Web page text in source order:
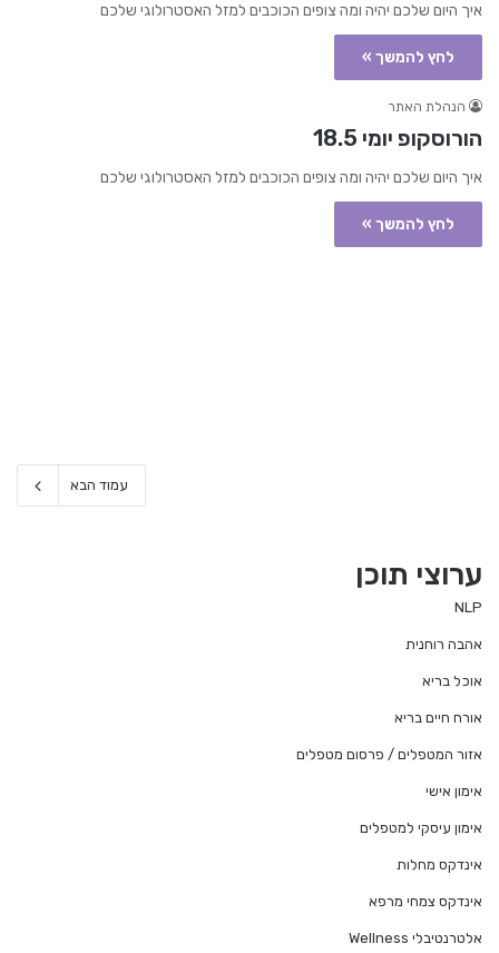
איך היום שלכם יהיה ומה צופים הכוכבים למזל האסטרולוגי שלכם
לחץ להמשך »
הנהלת האתר
הורוסקופ יומי 18.5
איך היום שלכם יהיה ומה צופים הכוכבים למזל האסטרולוגי שלכם
לחץ להמשך »
עמוד הבא
ערוצי תוכן
NLP
אהבה רוחנית
אוכל בריא
אורח חיים בריא
אזור המטפלים / פרסום מטפלים
אימון אישי
אימון עיסקי למטפלים
אינדקס מחלות
אינדקס צמחי מרפא
אלטרנטיבלי Wellness